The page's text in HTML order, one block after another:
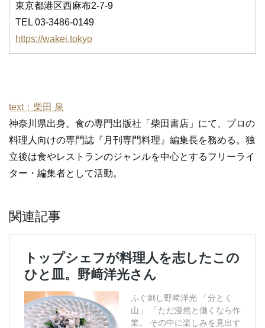
東京都港区西麻布2-7-9
TEL 03-3486-0149
https://wakei.tokyo
text：柴田 泉
神奈川県出身。食の専門出版社「柴田書店」にて、プロの
料理人向けの専門誌『月刊専門料理』編集長を務める。独
立後は食やレストランのジャンルを中心とするフリーライ
ター・編集者として活動。
関連記事